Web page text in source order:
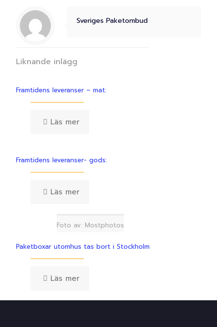
Sveriges Paketombud
Liknande inlägg
Framtidens leveranser – mat:
Läs mer
Framtidens leveranser- gods:
Läs mer
Foto av: Mostphotos
Paketboxar utomhus tas bort i Stockholm
Läs mer